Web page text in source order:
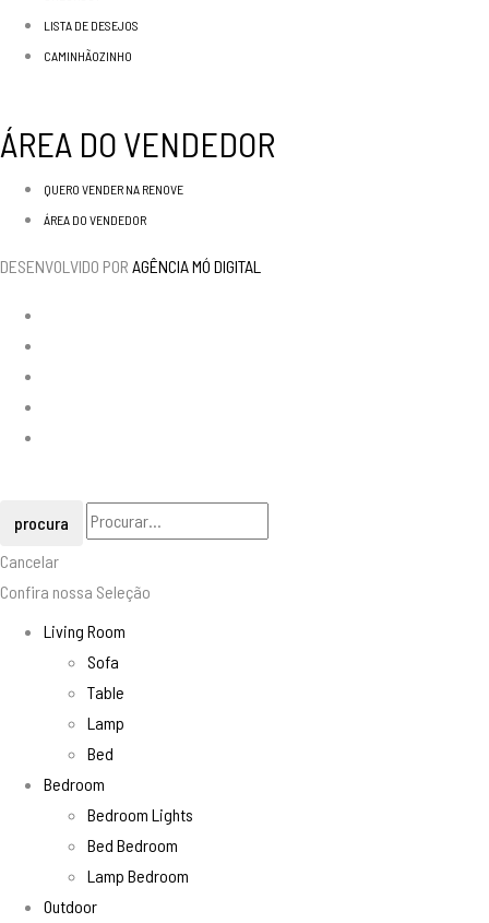
LISTA DE DESEJOS
CAMINHÃOZINHO
ÁREA DO VENDEDOR
QUERO VENDER NA RENOVE
ÁREA DO VENDEDOR
DESENVOLVIDO POR AGÊNCIA MÓ DIGITAL
procura
Cancelar
Confira nossa Seleção
Living Room
Sofa
Table
Lamp
Bed
Bedroom
Bedroom Lights
Bed Bedroom
Lamp Bedroom
Outdoor